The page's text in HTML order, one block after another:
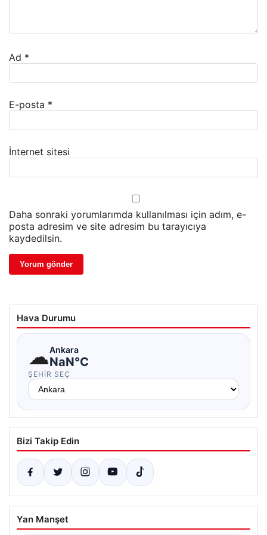
Ad *
E-posta *
İnternet sitesi
Daha sonraki yorumlarımda kullanılması için adım, e-
posta adresim ve site adresim bu tarayıcıya
kaydedilsin.
Hava Durumu
☁Ankara
NaN°C
ŞEHIR SEÇ
Bizi Takip Edin
Yan Manşet